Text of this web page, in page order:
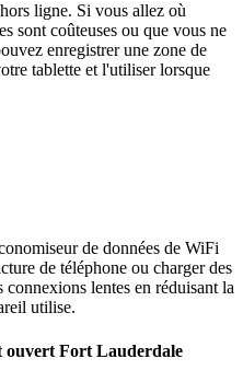
ligne. Si vous allez où
sont coûteuses ou que vous ne
enregistrer une zone de
tablette et l'utiliser lorsque
de données de WiFi
de téléphone ou charger des
connexions lentes en réduisant la
utilise.
ouvert Fort Lauderdale